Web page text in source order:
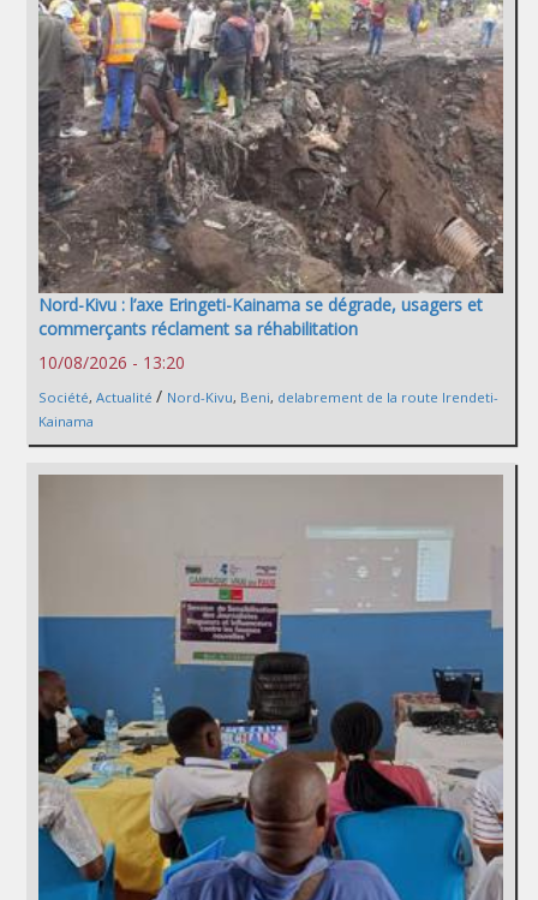
Nord-Kivu : l’axe Eringeti-Kainama se dégrade, usagers et
commerçants réclament sa réhabilitation
10/08/2026 - 13:20
Société, Actualité / Nord-Kivu, Beni, delabrement de la route Irendeti-
Kainama